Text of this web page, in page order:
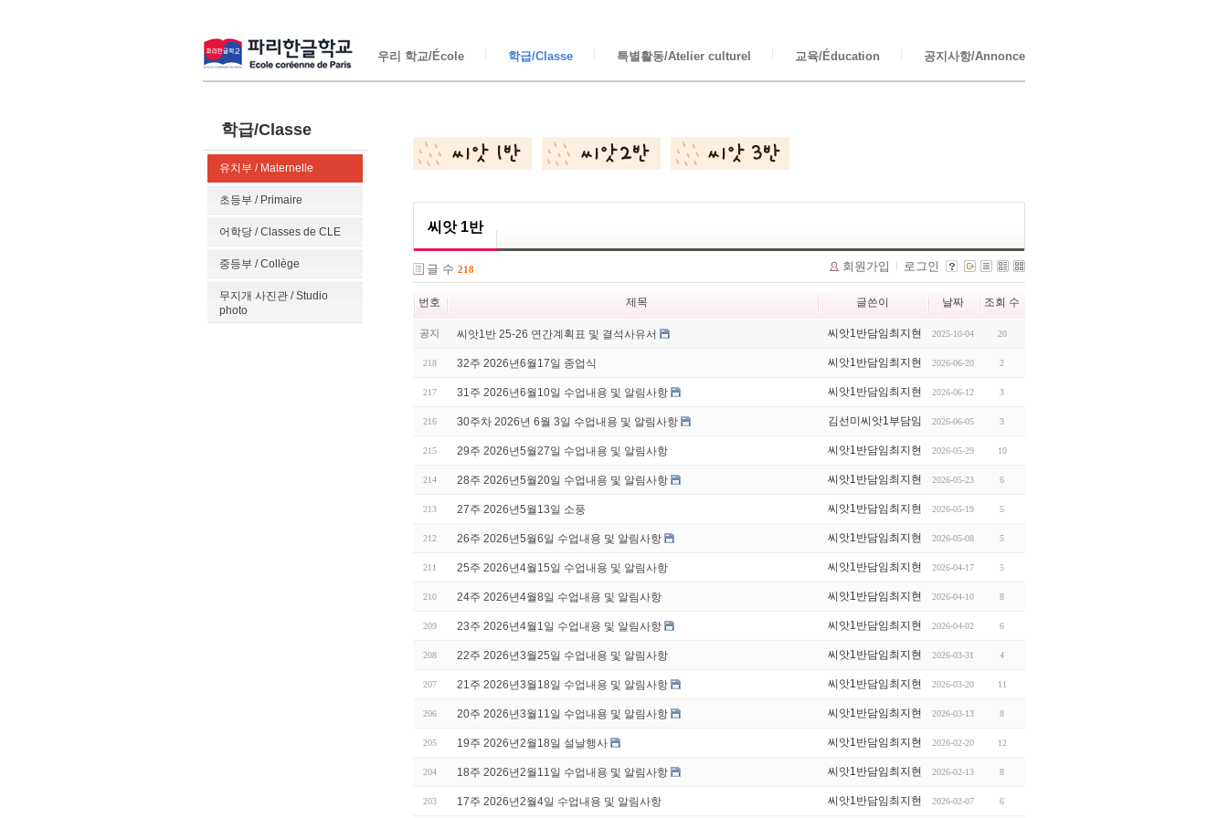
우리 학교/École 학급/Classe 특별활동/Atelier culturel 교육/Éducation 공지사항/Annonce
학급/Classe
유치부 / Maternelle
초등부 / Primaire
어학당 / Classes de CLE
중등부 / Collège
무지개 사진관 / Studio
photo
씨앗 1반
글 수 218 회원가입 로그인
번호 제목 글쓴이 날짜 조회 수
공지 씨앗1반 25-26 연간계획표 및 결석사유서 씨앗1반담임최지현 2025-10-04 20
218 32주 2026년6월17일 종업식 씨앗1반담임최지현 2026-06-20 2
217 31주 2026년6월10일 수업내용 및 알림사항 씨앗1반담임최지현 2026-06-12 3
216 30주차 2026년 6월 3일 수업내용 및 알림사항 김선미씨앗1부담임 2026-06-05 3
215 29주 2026년5월27일 수업내용 및 알림사항 씨앗1반담임최지현 2026-05-29 10
214 28주 2026년5월20일 수업내용 및 알림사항 씨앗1반담임최지현 2026-05-23 6
213 27주 2026년5월13일 소풍 씨앗1반담임최지현 2026-05-19 5
212 26주 2026년5월6일 수업내용 및 알림사항 씨앗1반담임최지현 2026-05-08 5
211 25주 2026년4월15일 수업내용 및 알림사항 씨앗1반담임최지현 2026-04-17 5
210 24주 2026년4월8일 수업내용 및 알림사항 씨앗1반담임최지현 2026-04-10 8
209 23주 2026년4월1일 수업내용 및 알림사항 씨앗1반담임최지현 2026-04-02 6
208 22주 2026년3월25일 수업내용 및 알림사항 씨앗1반담임최지현 2026-03-31 4
207 21주 2026년3월18일 수업내용 및 알림사항 씨앗1반담임최지현 2026-03-20 11
206 20주 2026년3월11일 수업내용 및 알림사항 씨앗1반담임최지현 2026-03-13 8
205 19주 2026년2월18일 설날행사 씨앗1반담임최지현 2026-02-20 12
204 18주 2026년2월11일 수업내용 및 알림사항 씨앗1반담임최지현 2026-02-13 8
203 17주 2026년2월4일 수업내용 및 알림사항 씨앗1반담임최지현 2026-02-07 6